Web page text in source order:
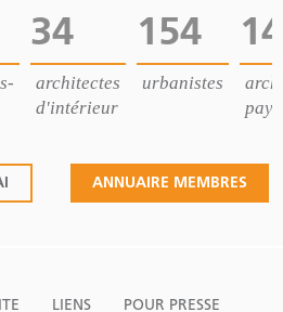
34
architectes
d'intérieur
154
urbanistes
14
ANNUAIRE MEMBRES
LIENS POUR PRESSE